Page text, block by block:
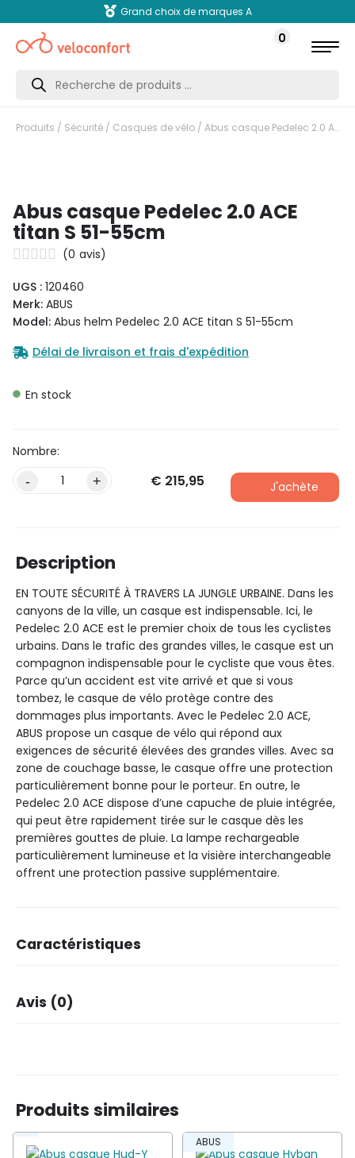
Grand choix de marques A
0
Recherche
produits
Produits / Sécurité / Casques de vélo / Abus casque Pedelec 2.0 ACE titan S 51-55cm
Abus casque Pedelec 2.0 ACE
titan S 51-55cm
(0 avis)
UGS : 120460
Merk: ABUS
Model: Abus helm Pedelec 2.0 ACE titan S 51-55cm
Délai de livraison et frais d'expédition
En stock
- + € 215,95 J'achète
Alternative:
Description
EN TOUTE SÉCURITÉ À TRAVERS LA JUNGLE URBAINE. Dans les
canyons de la ville, un casque est indispensable. Ici, le
Pedelec 2.0 ACE est le premier choix de tous les cyclistes
urbains. Dans le trafic des grandes villes, le casque est un
compagnon indispensable pour le cycliste que vous êtes.
Parce qu’un accident est vite arrivé et que si vous
tombez, le casque de vélo protège contre des
dommages plus importants. Avec le Pedelec 2.0 ACE,
ABUS propose un casque de vélo qui répond aux
exigences de sécurité élevées des grandes villes. Avec sa
zone de couchage basse, le casque offre une protection
particulièrement bonne pour le porteur. En outre, le
Pedelec 2.0 ACE dispose d’une capuche de pluie intégrée,
qui peut être rapidement tirée sur le casque dès les
premières gouttes de pluie. La lampe rechargeable
particulièrement lumineuse et la visière interchangeable
offrent une protection passive supplémentaire.
Caractéristiques
Avis (0)
casque Pedelec 2.0 ACE titan S 51-55cm”
Produits similaires
ABUS